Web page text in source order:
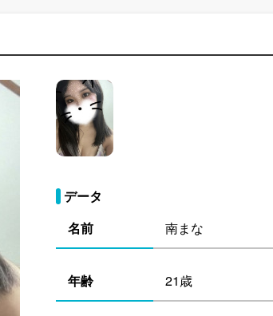
データ
名前
南まな
年齢 21歳